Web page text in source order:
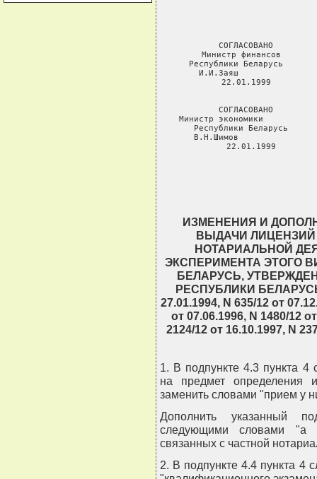
СОГЛАСОВАНО
Министр финансов
Республики Беларусь
И.И.Заяш
22.01.1999
СОГЛАСОВАНО
Министр экономики
Республики Беларусь
В.Н.Шимов
22.01.1999
ИЗМЕНЕНИЯ И
ВЫДАЧИ
НОТАРИАЛЬНОЙ
ЭКСПЕРИМЕНТА ЭТОГО
БЕЛАРУСЬ,
РЕСПУБЛИКИ БЕЛАРУСЬ
27.01.1994, N 635/12 от
от 07.06.1996, N 1480/12
2124/12 от 16.10.1997, N
1. В подпункте 4.3 пункта 4
на предмет определения
заменить словами "прием у
Дополнить указанный
следующими словами "а
связанных с частной
2. В подпункте 4.4 пункта 4